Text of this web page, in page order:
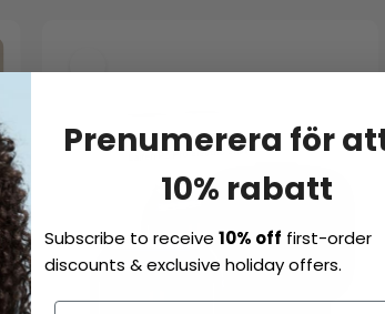
Prenumerera för
10% rabatt
Subscribe to receive10% off first-order
discounts & exclusive holiday offers.